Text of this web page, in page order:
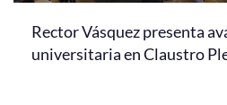
Rector Vásquez presenta
universitaria en Claustro